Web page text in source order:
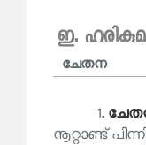
ഇ.
ചേതന
1.
നൂറ്റാണ്ട്